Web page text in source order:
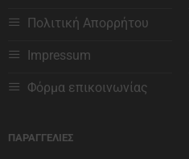
Πολιτική Απορρήτου
Impressum
Φόρμα επικοινωνίας
ΠΑΡΑΓΓΕΛΙΕΣ